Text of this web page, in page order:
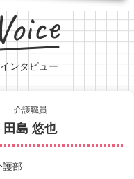
ンタビュー
介護職員
田島 悠也
護部